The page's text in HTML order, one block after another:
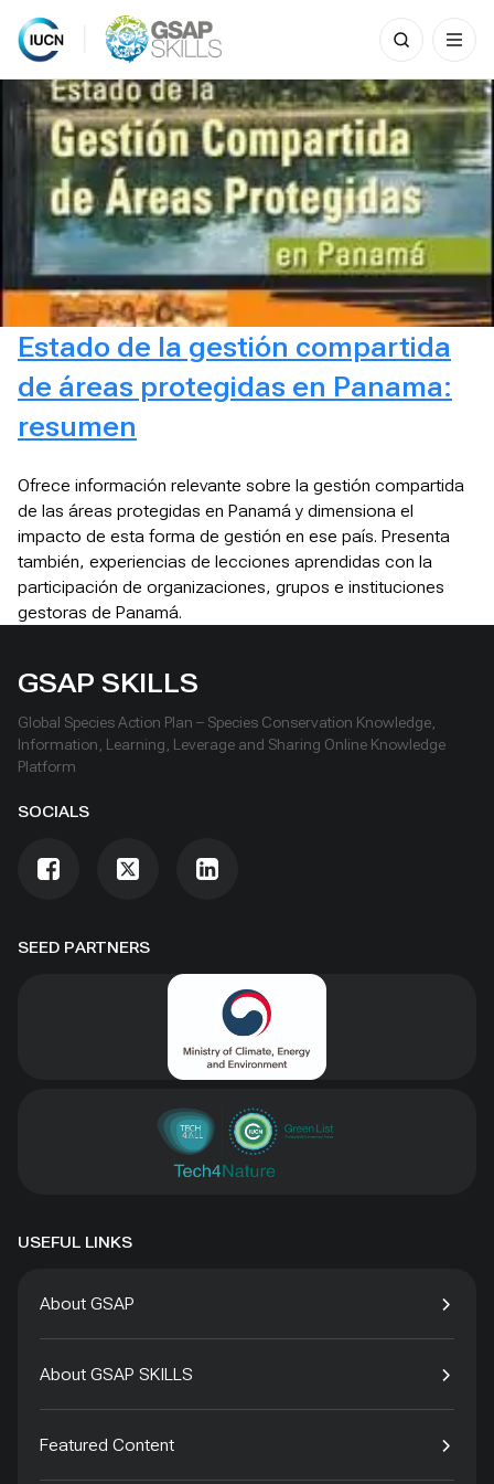
Skip
to
content
Search
for:
Estado de la gestión compartida
de áreas protegidas en Panama:
resumen
Ofrece información relevante sobre la gestión compartida
de las áreas protegidas en Panamá y dimensiona el
impacto de esta forma de gestión en ese país. Presenta
también, experiencias de lecciones aprendidas con la
participación de organizaciones, grupos e instituciones
gestoras de Panamá.
SEED PARTNERS
GSAP SKILLS
Global Species Action Plan – Species Conservation Knowledge,
Information, Learning, Leverage and Sharing Online Knowledge
Platform
SOCIALS
USEFUL LINKS
About GSAP
About GSAP SKILLS
Featured Content